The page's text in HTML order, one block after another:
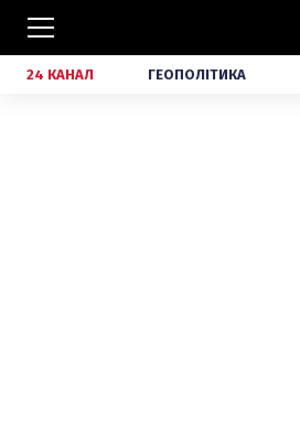
24 КАНАЛ ГЕОПОЛІТИКА